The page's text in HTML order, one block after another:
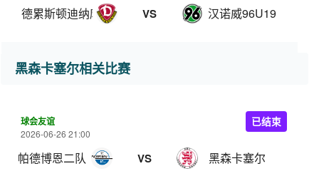
德累斯顿迪纳摩U19 VS 汉诺威96U19
黑森卡塞尔相关比赛
球会友谊
2026-06-26 21:00
帕德博恩二队 VS 黑森卡塞尔
已结束